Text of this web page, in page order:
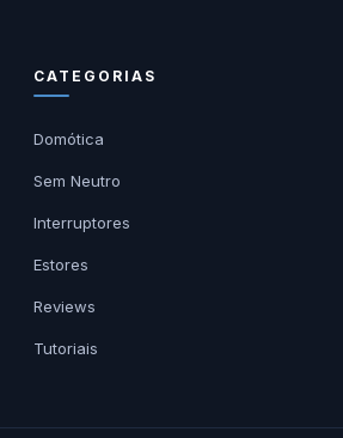
CATEGORIAS
Domótica
Sem Neutro
Interruptores
Estores
Reviews
Tutoriais